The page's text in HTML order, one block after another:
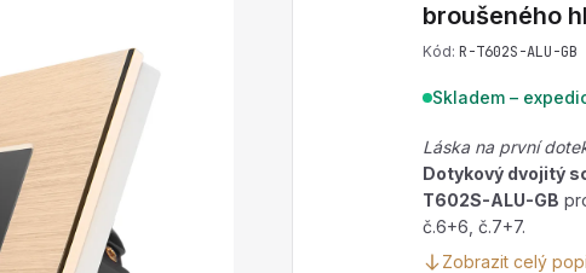
broušeného
Kód: R-T602S-ALU-GB
Skladem –
Láska na první
Dotykový dvojitý
T602S-ALU-GB
č.6+6, č.7+7.
Zobrazit celý